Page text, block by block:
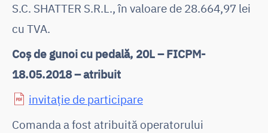
S.C. SHATTER S.R.L., în valoare de 28.664,97 lei
cu TVA.
Coș de gunoi cu pedală, 20L – FICPM-
18.05.2018 – atribuit
invitație de participare
Comanda a fost atribuită operatorului